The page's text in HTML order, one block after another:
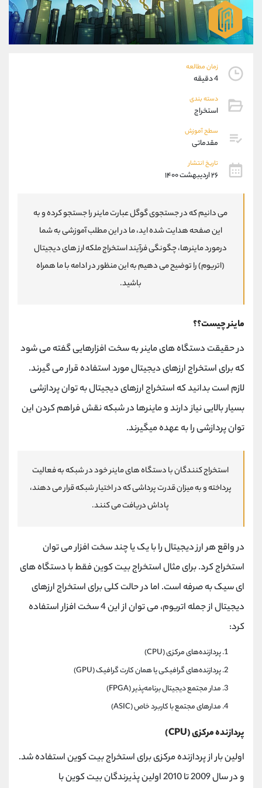
زمان مطالعه
4 دقیقه
دسته بندی
استخراج
سطح آموزش
مقدماتی
تاریخ انتشار
۲۶ اردیبهشت ۱۴۰۰
می دانیم که در جستجوی گوگل عبارت ماینر را جستجو کرده و به
این صفحه هدایت شده اید، ما در این مطلب آموزشی به شما
درمورد ماینرها، چگونگی فرآیند استخراج ملکه ارز های دیجیتال
(اتریوم) را توضیح می دهیم به این منظور در ادامه با ما همراه
باشید.
ماینر چیست؟؟
در حقیقت دستگاه های ماینر به سخت افزارهایی گفته می شود
که برای استخراج ارزهای دیجیتال مورد استفاده قرار می گیرند.
لازم است بدانید که استخراج ارزهای دیجیتال به توان پردازشی
بسیار بالایی نیاز دارند و ماینرها در شبکه نقش فراهم کردن این
توان پردازشی را به عهده میگیرند.
استخراج کنندگان با دستگاه های ماینر خود در شبکه به فعالیت
پرداخته و به میزان قدرت پرداشی که در اختیار شبکه قرار می دهند،
پاداش دریافت می کنند.
در واقع هر ارز دیجیتال را با یک یا چند سخت افزار می توان
استخراج کرد. برای مثال استخراج بیت کوین فقط با دستگاه های
ای سیک به صرفه است. اما در حالت کلی برای استخراج ارزهای
دیجیتال از جمله اتریوم، می توان از این 4 سخت افزار استفاده
کرد:
پردازنده‌های مرکزی (CPU)
پردازنده‌های گرافیکی یا همان کارت گرافیک (GPU)
مدار مجتمع دیجیتال برنامه‌پذیر (FPGA)
مدارهای مجتمع با کاربرد خاص (ASIC)
پردازنده مرکزی (CPU)
اولین بار از پردازنده مرکزی برای استخراج بیت کوین استفاده شد.
و در سال 2009 تا 2010 اولین پذیرندگان بیت کوین با
09304891085
واتساپ شروع گفتگو
تلگرام @Armteam_admin_103
داخلی 103
پشتیبان فروش
واتساپ
داخلی
اطلاعات تماس (دفتر فروش)
021-22021040
اینستاگرام @alireza.mehrabii
کانال تلگرام @alirezamehrabi_com
کانال بله @alirezamehrabi_official